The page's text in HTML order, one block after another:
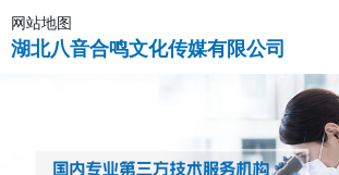
网站地图
湖北八音合鸣文化传媒有限公司